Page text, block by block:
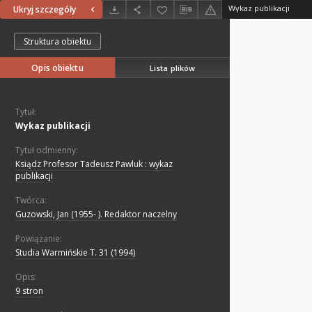
Ukryj szczegóły Wykaz publikacji
Struktura obiektu
Opis obiektu Lista plików
Tytuł:
Wykaz publikacji
Tytuł odmienny:
Ksiądz Profesor Tadeusz Pawluk : wykaz
publikacji
Twórca:
Guzowski, Jan (1955- ). Redaktor naczelny
Powiązanie:
Studia Warmińskie T. 31 (1994)
Opis:
9 stron